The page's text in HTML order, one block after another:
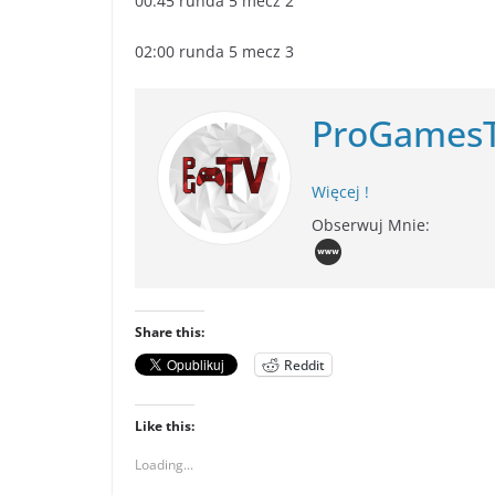
02:00 runda 5 mecz 3
Więcej !
Obserwuj Mnie:
Share this:
Reddit
Like this:
Loading...